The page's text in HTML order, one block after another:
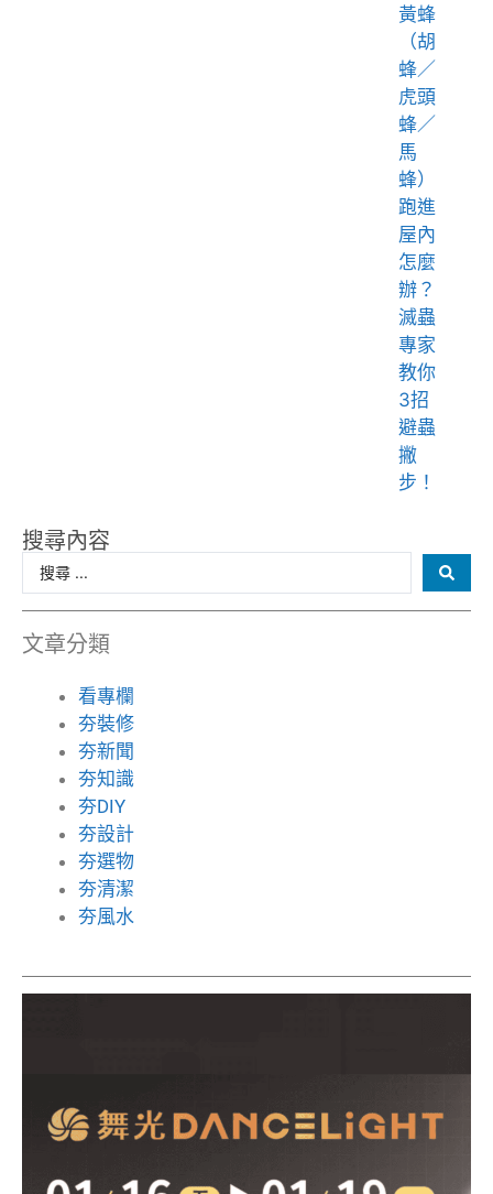
黃蜂
（胡
蜂／
虎頭
蜂／
馬
蜂）
跑進
屋內
怎麼
辦？
滅蟲
專家
教你
3招
避蟲
撇
步！
搜尋內容
文章分類
看專欄
夯裝修
夯新聞
夯知識
夯DIY
夯設計
夯選物
夯清潔
夯風水